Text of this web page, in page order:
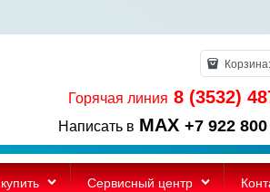
Корзина:
Горячая линия 8 (3532)
Написать в MAX +7 922
Сервисный центр